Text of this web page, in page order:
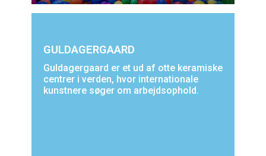
GULDAGERGAARD
Guldagergaard er et ud af otte keramiske
centrer i verden, hvor internationale
kunstnere søger om arbejdsophold.